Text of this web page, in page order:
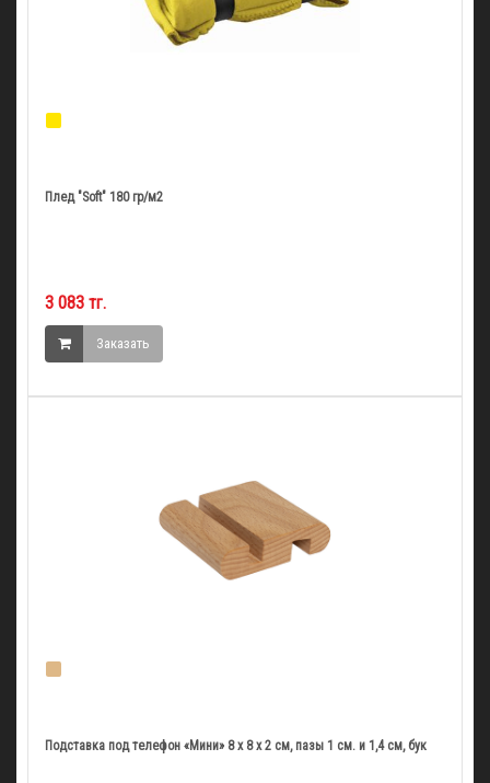
Плед "Soft" 180 гр/м2
3 083 тг.
Заказать
Подставка под телефон «Мини» 8 x 8 x 2 см, пазы 1 см. и 1,4 см, бук